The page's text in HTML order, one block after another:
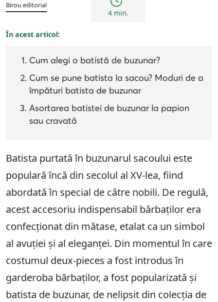
Birou editorial
4 min.
În acest articol:
Cum alegi o batistă de buzunar?
Cum se pune batista la sacou? Moduri de a
împături batista de buzunar
Asortarea batistei de buzunar la papion
sau cravată
Batista purtată în buzunarul sacoului este
populară încă din secolul al XV-lea, fiind
abordată în special de către nobili. De regulă,
acest accesoriu indispensabil bărbaților era
confecționat din mătase, etalat ca un simbol
al avuției și al eleganței. Din momentul în care
costumul deux-pieces a fost introdus în
garderoba bărbaților, a fost popularizată și
batista de buzunar, de nelipsit din colecția de